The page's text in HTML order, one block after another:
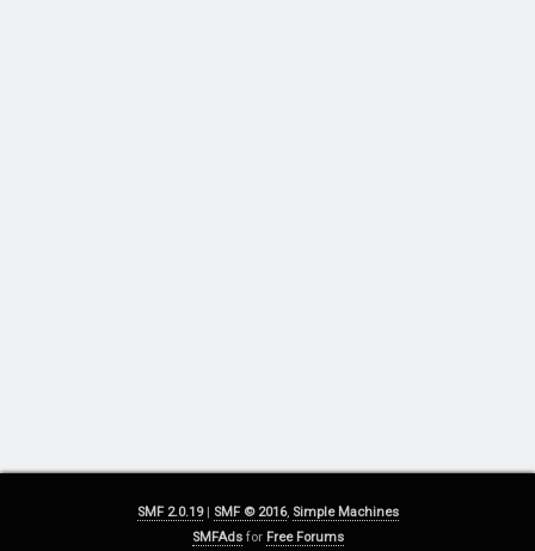
SMF 2.0.19| SMF © 2016, Simple Machines
SMFAdsfor Free Forums